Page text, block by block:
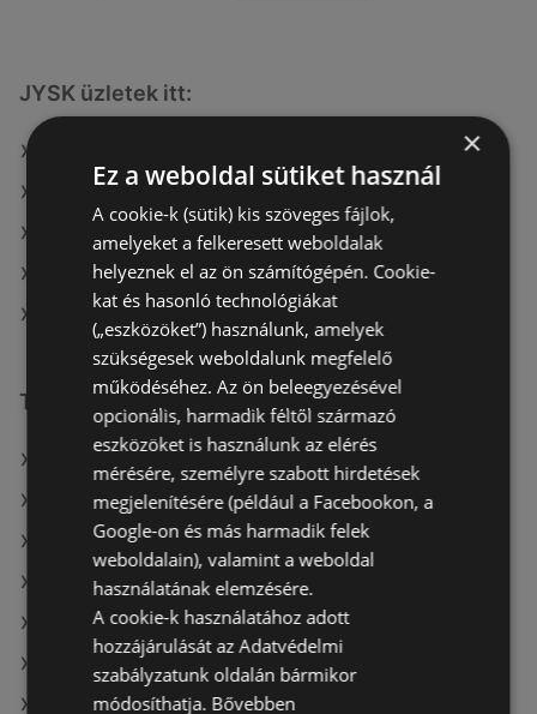
JYSK üzletek itt:
JYSK itt: Érdi
JYSK itt: Sárvári
JYSK itt: Debreceni
További linkek
A(z) JYSK ajánlatai
A(z) OBI Hungary Retail kft ajánlatai
A(z) Praktiker ajánlatai
A(z) OBI Hungary Retail kft aktuális akciós újságjai
A(z) Praktiker aktuális akciós újságjai
A(z) Vil-For aktuális akciós újságjai
A(z) Bauhaus aktuális akciós újságjai
×
Ez a weboldal sütiket használ
A cookie-k (sütik) kis szöveges fájlok,
amelyeket a felkeresett weboldalak
helyeznek el az ön számítógépén. Cookie-
kat és hasonló technológiákat
(„eszközöket”) használunk, amelyek
szükségesek weboldalunk megfelelő
működéséhez. Az ön beleegyezésével
opcionális, harmadik féltől származó
eszközöket is használunk az elérés
mérésére, személyre szabott hirdetések
megjelenítésére (például a Facebookon, a
Google-on és más harmadik felek
weboldalain), valamint a weboldal
használatának elemzésére.
A cookie-k használatához adott
hozzájárulását az Adatvédelmi
szabályzatunk oldalán bármikor
módosíthatja. Bővebben